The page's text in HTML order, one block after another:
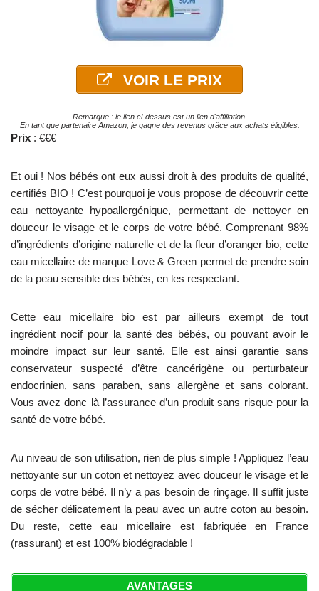
VOIR LE PRIX
Remarque : le lien ci-dessus est un lien d'affiliation.
En tant que partenaire Amazon, je gagne des revenus grâce aux achats éligibles.
Prix : €€€
Et oui ! Nos bébés ont eux aussi droit à des produits de qualité,
certifiés BIO ! C’est pourquoi je vous propose de découvrir cette
eau nettoyante hypoallergénique, permettant de nettoyer en
douceur le visage et le corps de votre bébé. Comprenant 98%
d’ingrédients d’origine naturelle et de la fleur d’oranger bio, cette
eau micellaire de marque Love & Green permet de prendre soin
de la peau sensible des bébés, en les respectant.
Cette eau micellaire bio est par ailleurs exempt de tout
ingrédient nocif pour la santé des bébés, ou pouvant avoir le
moindre impact sur leur santé. Elle est ainsi garantie sans
conservateur suspecté d’être cancérigène ou perturbateur
endocrinien, sans paraben, sans allergène et sans colorant.
Vous avez donc là l’assurance d’un produit sans risque pour la
santé de votre bébé.
Au niveau de son utilisation, rien de plus simple ! Appliquez l’eau
nettoyante sur un coton et nettoyez avec douceur le visage et le
corps de votre bébé. Il n’y a pas besoin de rinçage. Il suffit juste
de sécher délicatement la peau avec un autre coton au besoin.
Du reste, cette eau micellaire est fabriquée en France
(rassurant) et est 100% biodégradable !
AVANTAGES